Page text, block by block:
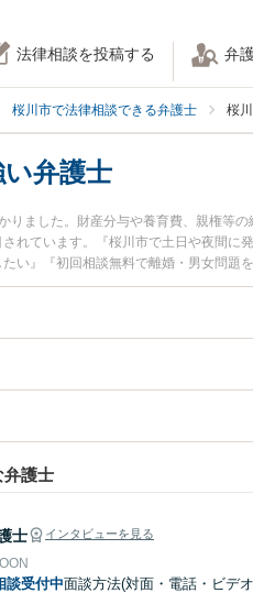
法律相談を投稿する 弁
桜川市で法律相談できる弁護士 桜
弁護士
ました。財産分与や養育費、親権等
れています。『桜川市で土日や夜間
い』『初回相談無料で離婚・男女問
弁護士
士 インタビューを見る
談受付中面談方法(対面・電話・ビデ